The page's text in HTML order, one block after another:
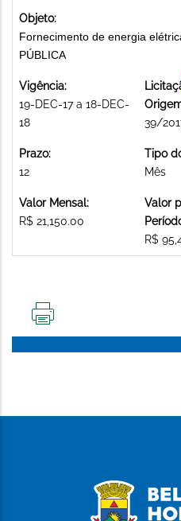
Objeto:
Fornecimento de energia
PÚBLICA
Vigência:
19-DEC-17 a 18-DEC-
18
39/
Prazo:
12
Tipo
Mês
Valor Mensal:
R$ 21,150.00
Valor
R$
PÁGINA